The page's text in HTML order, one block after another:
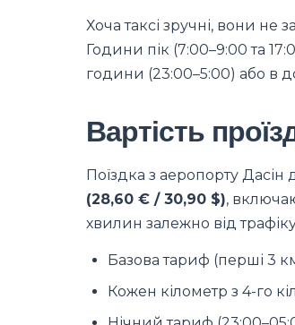
Хоча таксі зручні, вони
Години пік (7:00–9:00 та
години (23:00–5:00) або в
Вартість
Поїздка з аеропорту
(28,60 € / 30,90 $),
хвилин залежно від
Базова тариф (перші 3
Кожен кілометр з 4-го